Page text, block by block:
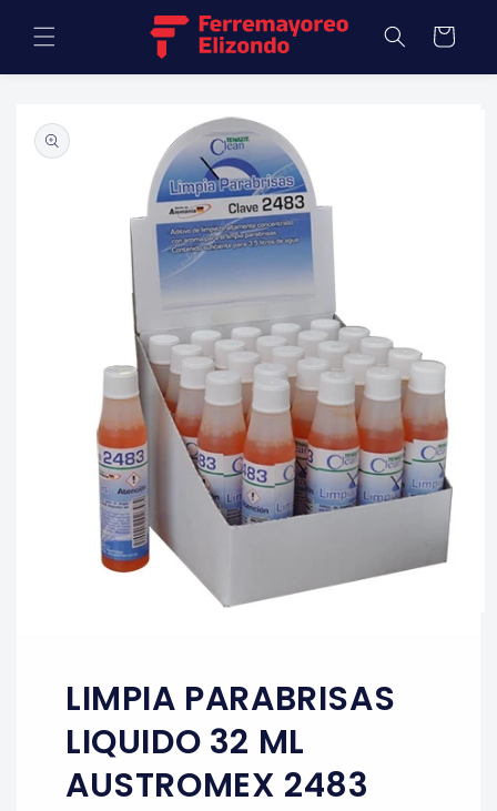
directamente
al contenido
Carrito
a la
información
LIMPIA PARABRISAS
LIQUIDO 32 ML
AUSTROMEX 2483